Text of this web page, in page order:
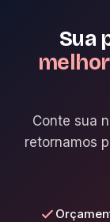
horárioSua
Conte sua
retornamos